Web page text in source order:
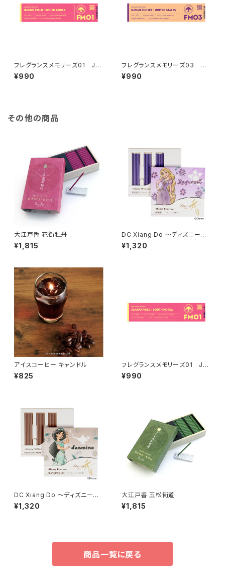
フレグランスメモリーズ01 JEJ
UDO FIELD
¥990
フレグランスメモリーズ03 HA
WAII SUNSET
¥990
その他の商品
大江戸香 花街牡丹
¥1,815
DC Xiang Do ～ディズニープ
リンセス～バイオレットの香り
¥1,320
アイスコーヒー キャンドル
¥825
フレグランスメモリーズ01 JEJ
UDO FIELD
¥990
DC Xiang Do ～ディズニープ
リンセス～フランクインセンスの
香り
¥1,320
大江戸香 玉松街道
¥1,815
商品一覧に戻る